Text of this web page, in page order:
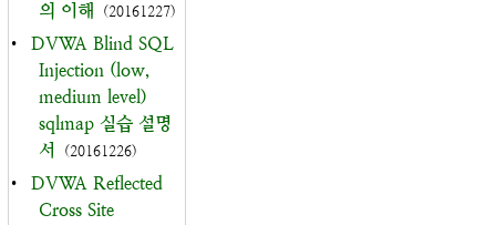
의 이해
(20161227)
•
DVWA Blind SQL
Injection (low,
medium level)
sqlmap 실습 설명
서
(20161226)
•
DVWA Reflected
Cross Site